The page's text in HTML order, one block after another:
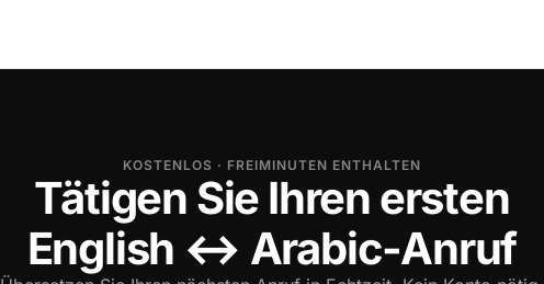
KOSTENLOS · FREIMINUTEN ENTHALTEN
Tätigen Sie Ihren ersten
English ↔ Arabic-Anruf